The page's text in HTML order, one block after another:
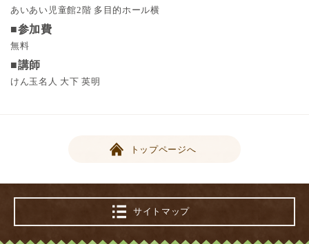
あいあい児童館2階 多目的ホール横
■参加費
無料
■講師
けん玉名人 大下 英明
トップページへ
サイトマップ